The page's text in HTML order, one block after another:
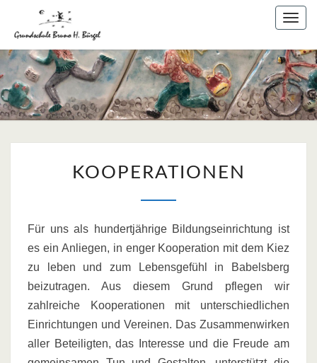
content
KOOPERATIONEN
Für uns als hundertjährige Bildungseinrichtung ist
es ein Anliegen, in enger Kooperation mit dem Kiez
zu leben und zum Lebensgefühl in Babelsberg
beizutragen. Aus diesem Grund pflegen wir
zahlreiche Kooperationen mit unterschiedlichen
Einrichtungen und Vereinen. Das Zusammenwirken
aller Beteiligten, das Interesse und die Freude am